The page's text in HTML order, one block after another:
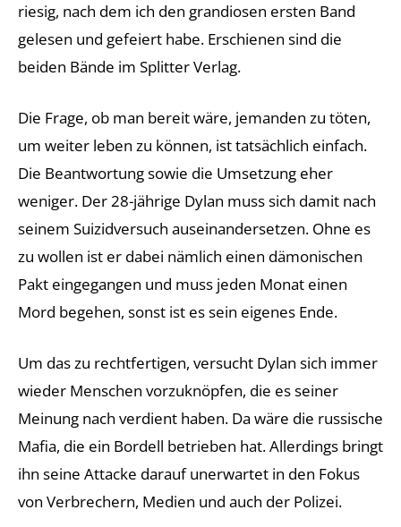
riesig, nach dem ich den grandiosen ersten Band
gelesen und gefeiert habe. Erschienen sind die
beiden Bände im Splitter Verlag.
Die Frage, ob man bereit wäre, jemanden zu töten,
um weiter leben zu können, ist tatsächlich einfach.
Die Beantwortung sowie die Umsetzung eher
weniger. Der 28-jährige Dylan muss sich damit nach
seinem Suizidversuch auseinandersetzen. Ohne es
zu wollen ist er dabei nämlich einen dämonischen
Pakt eingegangen und muss jeden Monat einen
Mord begehen, sonst ist es sein eigenes Ende.
Um das zu rechtfertigen, versucht Dylan sich immer
wieder Menschen vorzuknöpfen, die es seiner
Meinung nach verdient haben. Da wäre die russische
Mafia, die ein Bordell betrieben hat. Allerdings bringt
ihn seine Attacke darauf unerwartet in den Fokus
von Verbrechern, Medien und auch der Polizei.